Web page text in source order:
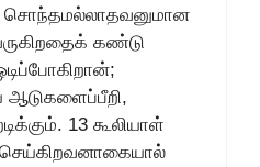
கண்டு
ஆடுகளைப்பீறி,
13 கூலியாள்